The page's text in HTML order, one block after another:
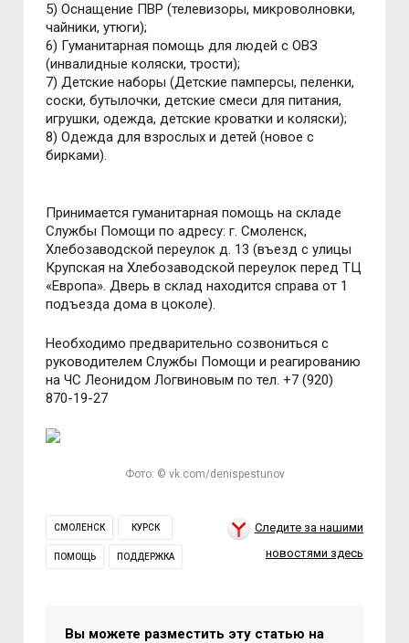
5) Оснащение ПВР (телевизоры, микроволновки,
чайники, утюги);
6) Гуманитарная помощь для людей с ОВЗ
(инвалидные коляски, трости);
7) Детские наборы (Детские памперсы, пеленки,
соски, бутылочки, детские смеси для питания,
игрушки, одежда, детские кроватки и коляски);
8) Одежда для взрослых и детей (новое с
бирками).
Принимается гуманитарная помощь на складе
Службы Помощи по адресу: г. Смоленск,
Хлебозаводской переулок д. 13 (въезд с улицы
Крупская на Хлебозаводской переулок перед ТЦ
«Европа». Дверь в склад находится справа от 1
подъезда дома в цоколе).
Необходимо предварительно созвониться с
руководителем Службы Помощи и реагированию
на ЧС Леонидом Логвиновым по тел. +7 (920)
870-19-27
Фото: © vk.com/denispestunov
СМОЛЕНСК КУРСК
ПОМОЩЬ ПОДДЕРЖКА
Следите за нашими
новостями здесь
Вы можете разместить эту статью на